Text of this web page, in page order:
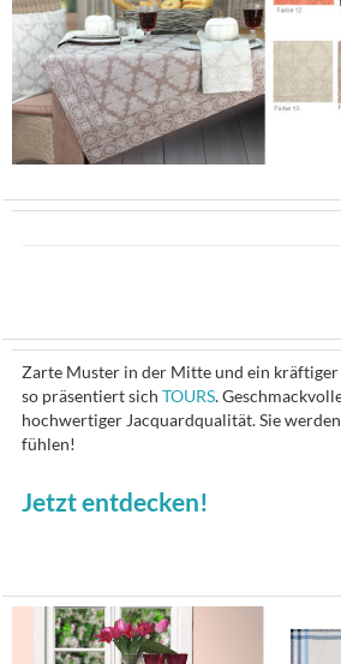
Zarte Muster in der Mitte und ein
so präsentiert sichTOURS.
hochwertiger Jacquardqualität. Sie werden
fühlen!
Jetzt entdecken!